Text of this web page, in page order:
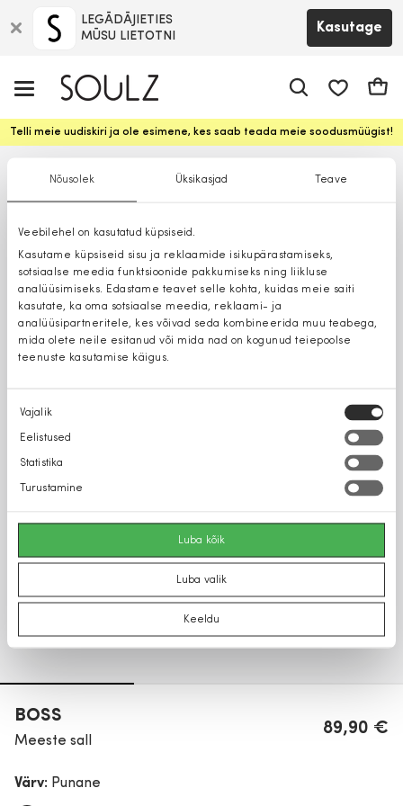
Nõusolek Üksikasjad Teave
Veebilehel on kasutatud küpsiseid.
Kasutame küpsiseid sisu ja reklaamide isikupärastamiseks,
sotsiaalse meedia funktsioonide pakkumiseks ning liikluse
analüüsimiseks. Edastame teavet selle kohta, kuidas meie saiti
kasutate, ka oma sotsiaalse meedia, reklaami- ja
analüüsipartneritele, kes võivad seda kombineerida muu teabega,
mida olete neile esitanud või mida nad on kogunud teiepoolse
teenuste kasutamise käigus.
Nõusoleku
valik
Vajalik
Eelistused
Statistika
Turustamine
Luba kõik
Luba valik
Keeldu
LEGĀDĀJIETIES
MŪSU LIETOTNI
Kasutage
Telli meie uudiskiri ja ole esimene, kes saab teada meie soodusmüügist!
BOSS
Meeste sall
89,90 €
Värv: Punane